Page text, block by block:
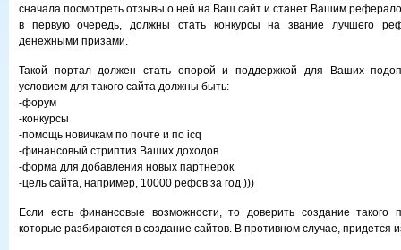
сначала посмотреть отзывы о ней на Ваш сайт и станет Вашим
в первую очередь, должны стать конкурсы на звание лучшего
денежными призами.
Такой портал должен стать опорой и поддержкой для Ваших
условием для такого сайта должны быть:
-форум
-конкурсы
-помощь новичкам по почте и по icq
-финансовый стриптиз Ваших доходов
-форма для добавления новых партнерок
-цель сайта, например, 10000 рефов за год )))
Если есть финансовые возможности, то доверить создание такого
которые разбираются в создание сайтов. В противном случае, придется